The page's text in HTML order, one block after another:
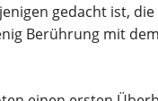
gedacht ist,
Berührung mit